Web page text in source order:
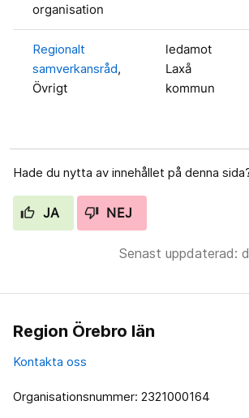
organisation
Regionalt
samverkansråd,
Övrigt
ledamot
Laxå
kommun
Hade du nytta av innehållet på denna
JA NEJ
Senast uppdaterad:
Region Örebro län
Kontakta oss
Organisationsnummer: 2321000164